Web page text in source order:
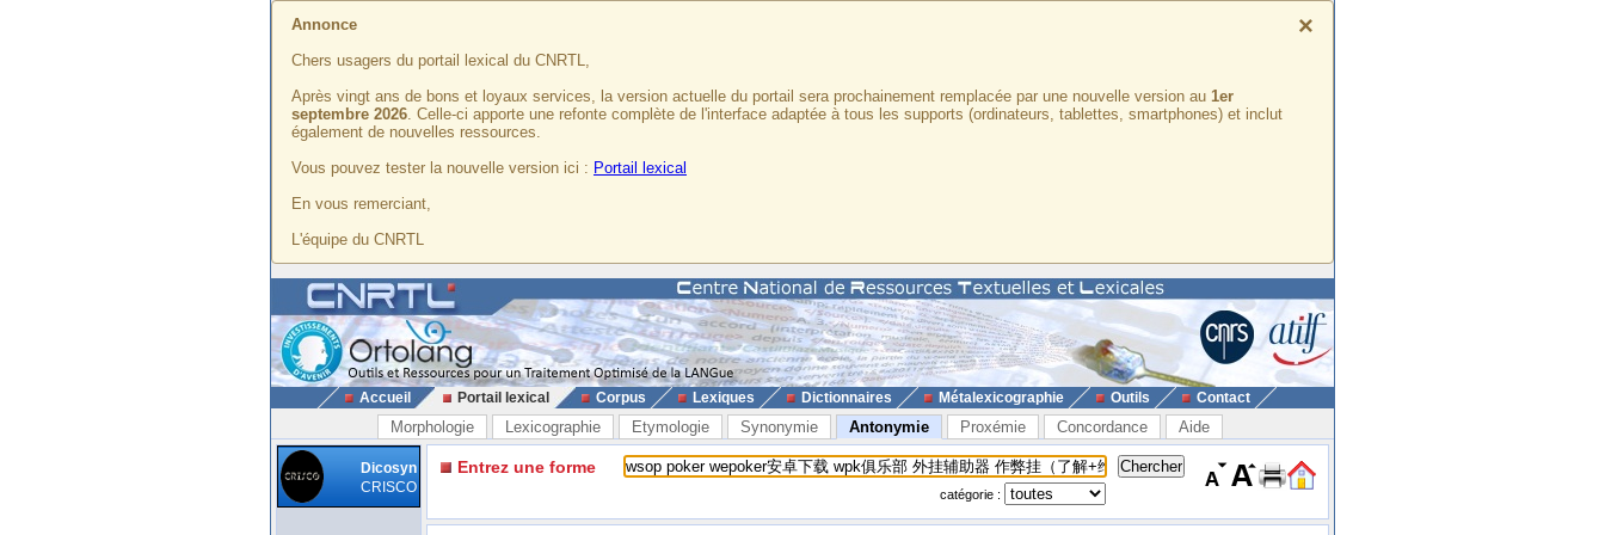
×
Annonce
Chers usagers du portail lexical du CNRTL,
Après vingt ans de bons et loyaux services, la version actuelle du portail sera prochainement remplacée par une nouvelle version au 1er
septembre 2026. Celle-ci apporte une refonte complète de l'interface adaptée à tous les supports (ordinateurs, tablettes, smartphones) et inclut
également de nouvelles ressources.
Vous pouvez tester la nouvelle version ici : Portail lexical
En vous remerciant,
L'équipe du CNRTL
Accueil Portail lexical Corpus Lexiques Dictionnaires Métalexicographie Outils Contact
Morphologie Lexicographie Etymologie Synonymie Antonymie Proxémie Concordance Aide
Dicosyn
CRISCO
Entrez une forme
catégorie :